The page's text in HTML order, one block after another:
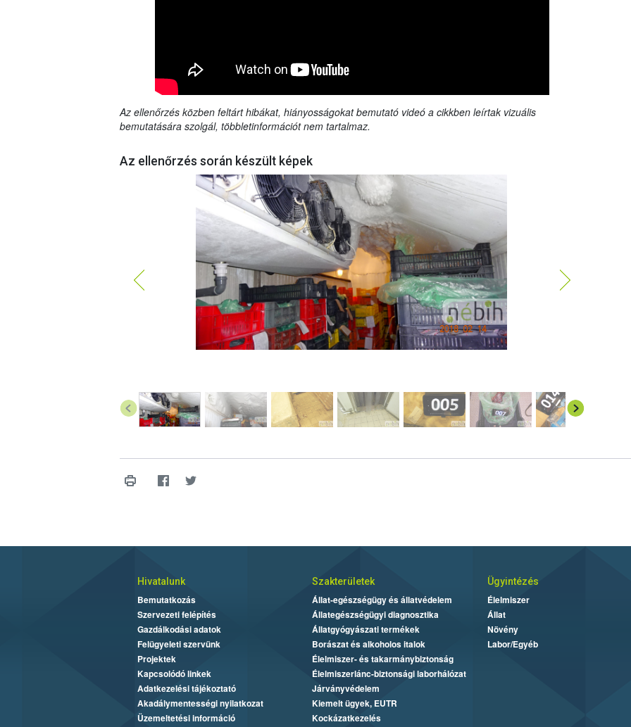
Az ellenőrzés közben feltárt hibákat, hiányosságokat bemutató videó a cikkben leírtak vizuális
bemutatására szolgál, többletinformációt nem tartalmaz.
Az ellenőrzés során készült képek
Hivatalunk
Bemutatkozás
Szervezeti felépítés
Gazdálkodási adatok
Felügyeleti szervünk
Projektek
Kapcsolódó linkek
Adatkezelési tájékoztató
Akadálymentességi nyilatkozat
Üzemeltetési információ
Szakterületek
Állat-egészségügy és állatvédelem
Állategészségügyi diagnosztika
Állatgyógyászati termékek
Borászat és alkoholos italok
Élelmiszer- és takarmánybiztonság
Élelmiszerlánc-biztonsági laborhálózat
Járványvédelem
Kiemelt ügyek, EUTR
Kockázatkezelés
Ügyintézés
Élelmiszer
Állat
Növény
Labor/Egyéb